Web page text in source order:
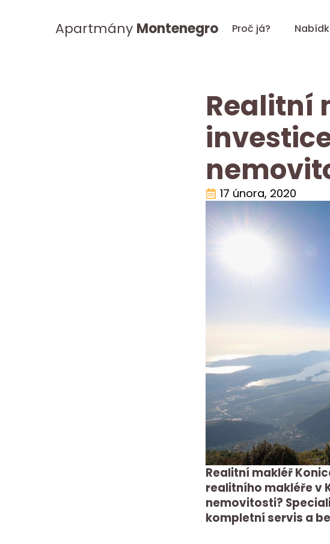
Apartmány Montenegro Proč já?
Realitní
17 února, 2020
Realitní makléř
realitního makléře v
nemovitosti?
kompletní servis a